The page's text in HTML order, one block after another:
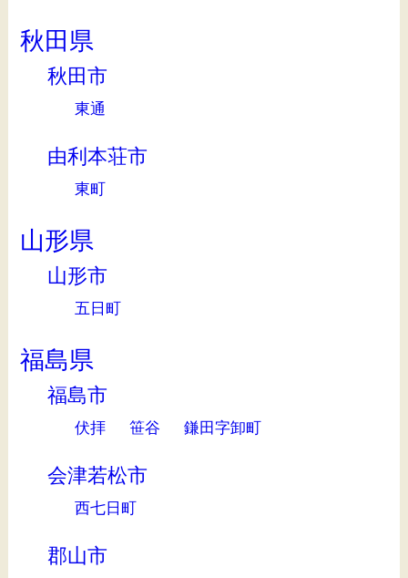
秋田県
秋田市
東通
由利本荘市
東町
山形県
山形市
五日町
福島県
福島市
伏拝 笹谷 鎌田字卸町
会津若松市
西七日町
郡山市